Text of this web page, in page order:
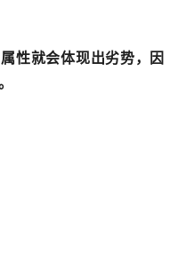
性就会体现出劣势，因